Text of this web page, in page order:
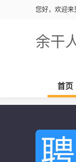
您好，欢迎来
余干
首页